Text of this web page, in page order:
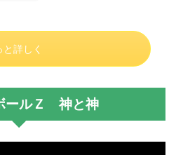
と詳しく
ールＺ 神と神